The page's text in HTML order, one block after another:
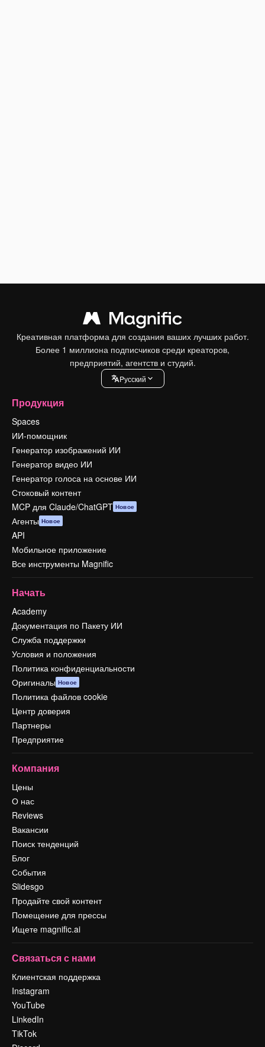
Креативная платформа для создания ваших лучших работ.
Более 1 миллиона подписчиков среди креаторов,
предприятий, агентств и студий.
Pусский
Продукция
Spaces
ИИ-помощник
Генератор изображений ИИ
Генератор видео ИИ
Генератор голоса на основе ИИ
Стоковый контент
MCP для Claude/ChatGPT Новое
Агенты Новое
API
Мобильное приложение
Все инструменты Magnific
Начать
Academy
Документация по Пакету ИИ
Служба поддержки
Условия и положения
Политика конфиденциальности
Оригиналы Новое
Политика файлов cookie
Центр доверия
Партнеры
Предприятие
Компания
Цены
О нас
Reviews
Вакансии
Поиск тенденций
Блог
События
Slidesgo
Продайте свой контент
Помещение для прессы
Ищете magnific.ai
Связаться с нами
Клиентская поддержка
Instagram
YouTube
LinkedIn
TikTok